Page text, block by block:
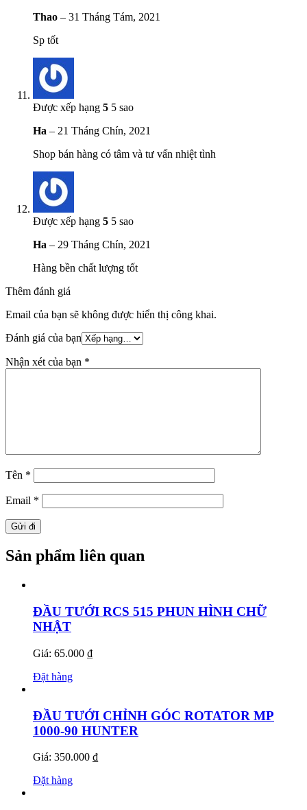
Thao – 31 Tháng Tám, 2021
Sp tốt
Được xếp hạng 5 5 sao
Ha – 21 Tháng Chín, 2021
Shop bán hàng có tâm và tư vấn nhiệt tình
Được xếp hạng 5 5 sao
Ha – 29 Tháng Chín, 2021
Hàng bền chất lượng tốt
Thêm đánh giá
Email của bạn sẽ không được hiển thị công khai.
Đánh giá của bạn
Nhận xét của bạn *
Tên *
Email *
Sản phẩm liên quan
ĐẦU TƯỚI RCS 515 PHUN HÌNH CHỮ
NHẬT
Giá: 65.000 ₫
Đặt hàng
ĐẦU TƯỚI CHỈNH GÓC ROTATOR MP
1000-90 HUNTER
Giá: 350.000 ₫
Đặt hàng